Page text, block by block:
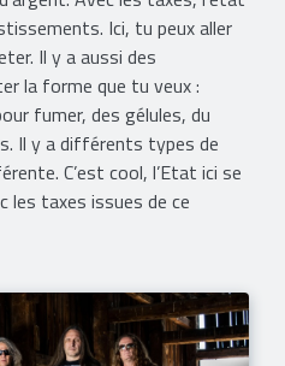
Ici, tu peux aller
Il y a aussi des
la forme que tu veux :
fumer, des gélules, du
Il y a différents types de
C’est cool, l’Etat ici se
les taxes issues de ce